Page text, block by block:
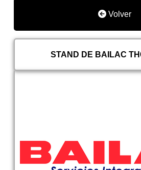
Volver
STAND DE BAILAC